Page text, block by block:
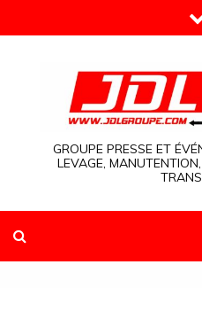
to
GROUPE PRESSE ET
LEVAGE,